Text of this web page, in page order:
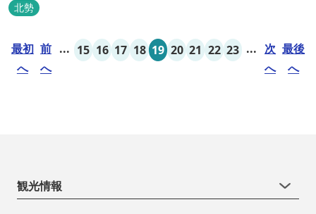
りあいをお届けいたします。
北勢
最初
へ
前
へ
... 15 16 17 18 19 20 21 22 23 ... 次
へ
最後
へ
観光情報